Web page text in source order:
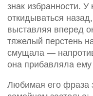
знак избранности.
откидываться
выставляя вперед
тяжелый перстень
смущала —
она прибавляла ему
Любимая его фраза